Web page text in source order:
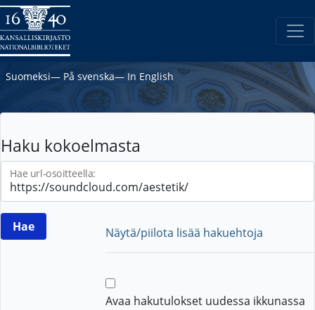
Suomeksi― På svenska― In English
Haku kokoelmasta
Hae url-osoitteella:
Näytä/piilota lisää hakuehtoja
Avaa hakutulokset uudessa ikkunassa